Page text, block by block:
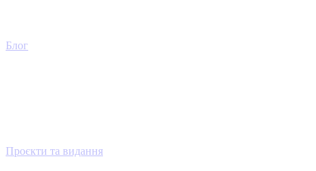
Блог
Проєкти та видання